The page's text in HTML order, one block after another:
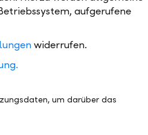
und alle
Arten von
ableiten
und
in den
aufgerufene
widerrufen.
um darüber das